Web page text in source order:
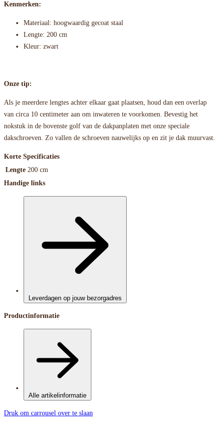
Kenmerken:
Materiaal: hoogwaardig gecoat staal
Lengte: 200 cm
Kleur: zwart
Onze tip:
Als je meerdere lengtes achter elkaar gaat plaatsen, houd dan een overlap
van circa 10 centimeter aan om inwateren te voorkomen. Bevestig het
nokstuk in de bovenste golf van de dakpanplaten met onze speciale
dakschroeven. Zo vallen de schroeven nauwelijks op en zit je dak muurvast.
Korte Specificaties
Lengte 200 cm
Handige links
Leverdagen op jouw bezorgadres
Productinformatie
Alle artikelinformatie
Druk om carrousel over te slaan